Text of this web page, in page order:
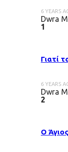
6 YEARS
Dwra
1
Γιατί
6 YEARS
Dwra
2
Ο